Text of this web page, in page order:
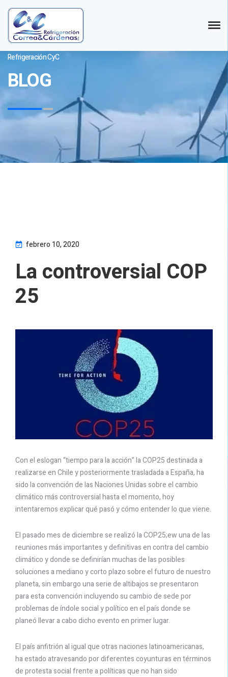
Refrigeración CyC
BLOG
febrero 10, 2020
La controversial COP
25
Con el eslogan “tiempo para la acción” la COP25 destinada a
realizarse en Chile y posteriormente trasladada a España, ha
sido la convención de las Naciones Unidas sobre el cambio
climático más controversial hasta el momento, hoy
intentaremos explicar qué pasó y cómo entender lo que viene.
El pasado mes de diciembre se realizó la COP25;ew una de las
reuniones más importantes y definitivas en contra del cambio
climático y donde se definirían muchas de las posibles
soluciones a mediano y corto plazo sobre el futuro de nuestro
planeta, sin embargo una serie de altibajos se presentaron
para esta convención incluyendo su cambio de sede por
problemas de índole social y político en el país donde se
planeó llevar a cabo dicho evento en primer lugar.
El país anfitrión al igual que otras naciones latinoamericanas,
ha estado atravesando por diferentes coyunturas en términos
de protesta social frente a políticas que no han sido